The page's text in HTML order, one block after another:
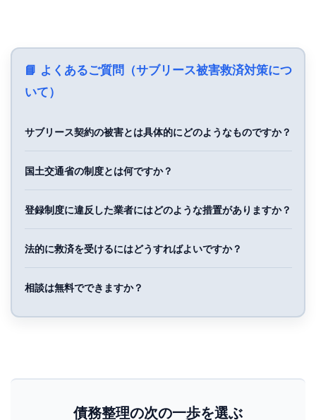
📘 よくあるご質問（サブリース被害救済対策につ
いて）
サブリース契約の被害とは具体的にどのようなものですか？
国土交通省の制度とは何ですか？
登録制度に違反した業者にはどのような措置がありますか？
法的に救済を受けるにはどうすればよいですか？
相談は無料でできますか？
債務整理の次の一歩を選ぶ